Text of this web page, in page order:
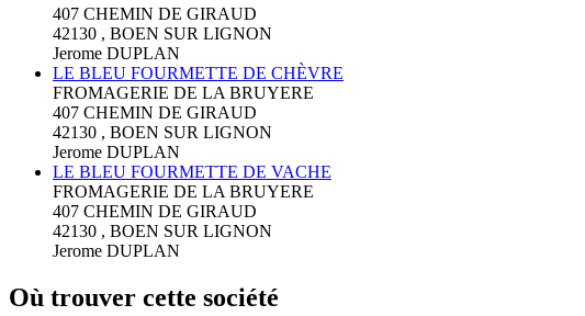
407 CHEMIN DE GIRAUD
42130 , BOEN SUR LIGNON
Jerome DUPLAN
LE BLEU FOURMETTE DE CHÈVRE
FROMAGERIE DE LA BRUYERE
407 CHEMIN DE GIRAUD
42130 , BOEN SUR LIGNON
Jerome DUPLAN
LE BLEU FOURMETTE DE VACHE
FROMAGERIE DE LA BRUYERE
407 CHEMIN DE GIRAUD
42130 , BOEN SUR LIGNON
Jerome DUPLAN
Où trouver cette société